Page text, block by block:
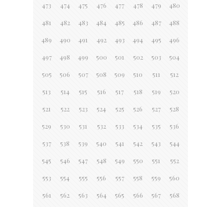
473 474 475 476 477 478 479 480
481 482 483 484 485 486 487 488
489 490 491 492 493 494 495 496
497 498 499 500 501 502 503 504
505 506 507 508 509 510 511 512
513 514 515 516 517 518 519 520
521 522 523 524 525 526 527 528
529 530 531 532 533 534 535 536
537 538 539 540 541 542 543 544
545 546 547 548 549 550 551 552
553 554 555 556 557 558 559 560
561 562 563 564 565 566 567 568